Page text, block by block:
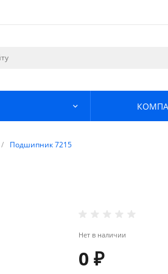
/ Подшипник 7215
Нет в наличии
0 ₽